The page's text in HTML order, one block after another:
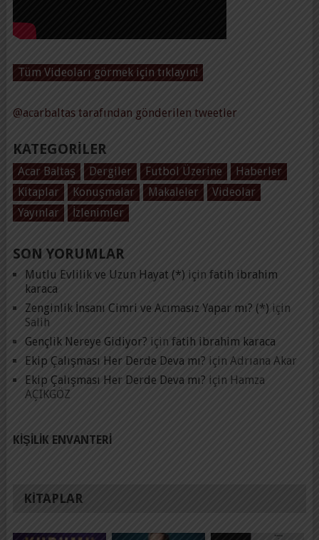
Tüm Videoları görmek için tıklayın!
@acarbaltas tarafından gönderilen tweetler
KATEGORILER
Acar Baltaş Dergiler Futbol Üzerine
Haberler
Kitaplar
Konuşmalar Makaleler
Videolar
Yayınlar
İzlenimler
SON YORUMLAR
Mutlu Evlilik ve Uzun Hayat (*) için fatih ibrahim
karaca
Zenginlik İnsanı Cimri ve Acımasız Yapar mı? (*) için
Salih
Gençlik Nereye Gidiyor? için fatih ibrahim karaca
Ekip Çalışması Her Derde Deva mı? için Adrıana Akar
Ekip Çalışması Her Derde Deva mı? için Hamza
AÇIKGÖZ
KIŞILIK ENVANTERI
KITAPLAR